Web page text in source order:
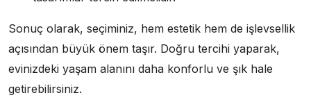
Sonuç olarak, seçiminiz, hem estetik hem de işlevsellik
açısından büyük önem taşır. Doğru tercihi yaparak,
evinizdeki yaşam alanını daha konforlu ve şık hale
getirebilirsiniz.